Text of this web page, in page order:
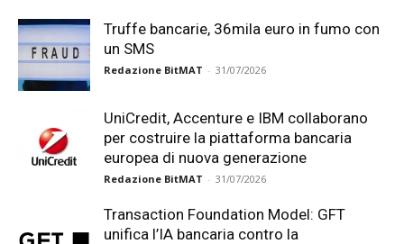
Truffe bancarie, 36mila euro in fumo con
un SMS
Redazione BitMAT - 31/07/2026
UniCredit, Accenture e IBM collaborano
per costruire la piattaforma bancaria
europea di nuova generazione
Redazione BitMAT - 31/07/2026
Transaction Foundation Model: GFT
unifica l’IA bancaria contro la